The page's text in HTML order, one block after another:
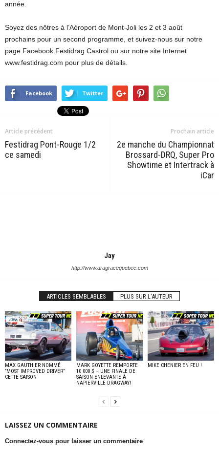
année.
Soyez des nôtres à l’Aéroport de Mont-Joli les 2 et 3 août
prochains pour un second programme, et suivez-nous sur notre
page Facebook Festidrag Castrol ou sur notre site Internet
www.festidrag.com pour plus de détails.
Facebook Twitter
Article précédent
Festidrag Pont-Rouge 1/2
ce samedi
Prochain article
2e manche du Championnat
Brossard-DRQ, Super Pro
Showtime et Intertrack à
iCar
Jay
http://www.dragracequebec.com
ARTICLES SEMBLABLES PLUS SUR L'AUTEUR
MAX GAUTHIER NOMMÉ
”MOST IMPROVED DRIVER”
CETTE SAISON
MARK GOYETTE REMPORTE
10 000 $ – UNE FINALE DE
SAISON ENLEVANTE À
NAPIERVILLE DRAGWAY!
MIKE CHENIER EN FEU !
LAISSEZ UN COMMENTAIRE
Connectez-vous pour laisser un commentaire